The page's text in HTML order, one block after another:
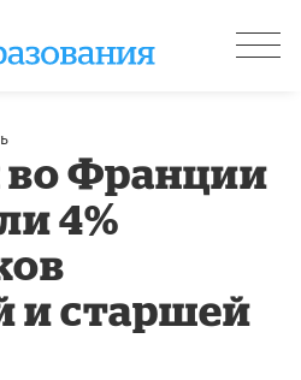
Франции
4%
и старшей